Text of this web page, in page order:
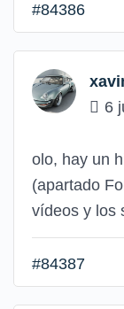
#84386
6
olo, hay un
(apartado
vídeos y los
#84387